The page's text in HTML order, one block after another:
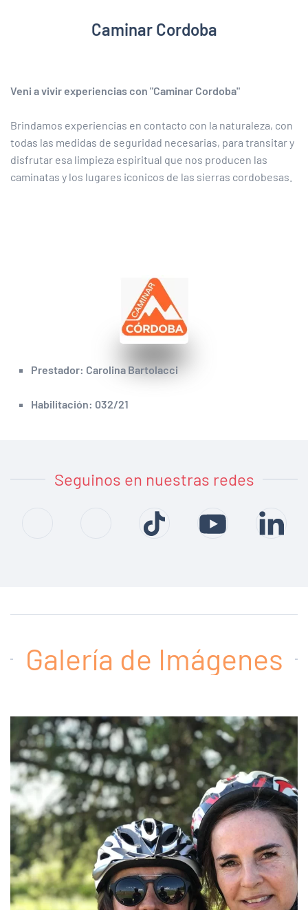
Caminar Cordoba
Veni a vivir experiencias con "Caminar Cordoba"
Brindamos experiencias en contacto con la naturaleza, con
todas las medidas de seguridad necesarias, para transitar y
disfrutar esa limpieza espiritual que nos producen las
caminatas y los lugares iconicos de las sierras cordobesas.
Prestador: Carolina Bartolacci
Habilitación: 032/21
Seguinos en nuestras redes
Galería de Imágenes